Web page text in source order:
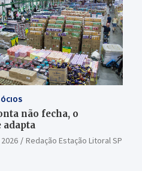
não fecha, o
adapta
Redação Estação Litoral SP